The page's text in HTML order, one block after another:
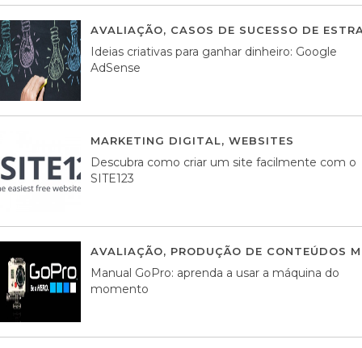
AVALIAÇÃO, CASOS DE SUCESSO DE
Ideias criativas para ganhar dinheiro: Google
AdSense
MARKETING DIGITAL, WEBSITES
Descubra como criar um site facilmente com o
SITE123
AVALIAÇÃO, PRODUÇÃO DE CONTEÚDOS
Manual GoPro: aprenda a usar a máquina do
momento